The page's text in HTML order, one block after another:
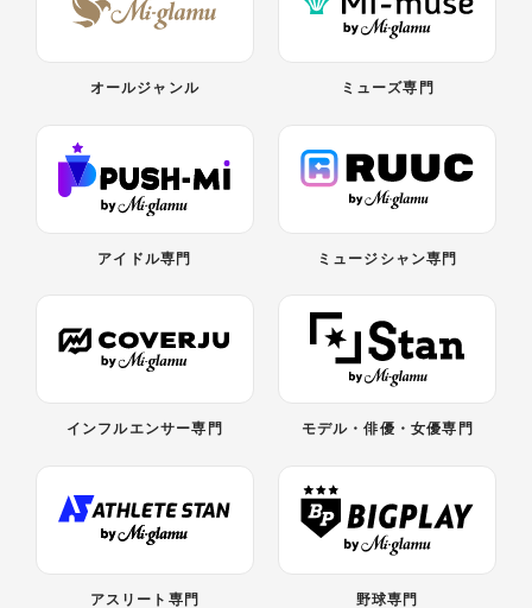
オールジャンル ミューズ専門
アイドル専門 ミュージシャン専門
インフルエンサー専門 モデル・俳優・女優専門
アスリート専門 野球専門